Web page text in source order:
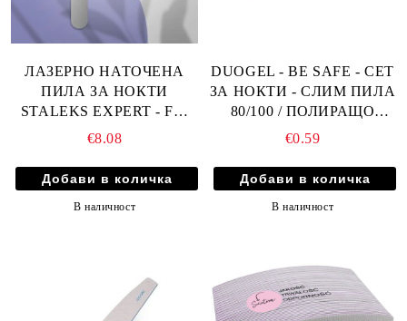
ЛАЗЕРНО НАТОЧЕНА
ПИЛА ЗА НОКТИ
STALEKS EXPERT - FE-
10-165
€8.08
В наличност
DUOGEL - BE SAFE - СЕТ
ЗА НОКТИ - СЛИМ ПИЛА
80/100 / ПОЛИРАЩО
БЛОКЧЕ / ДЪРВЕВН
€0.59
В наличност